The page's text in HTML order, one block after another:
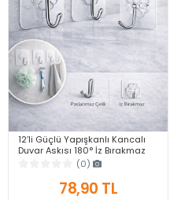
12’li Güçlü Yapışkanlı Kancalı
Duvar Askısı 180° İz Bırakmaz
Banyo Mutfak Kapı Arkası
(0)
78,90 TL